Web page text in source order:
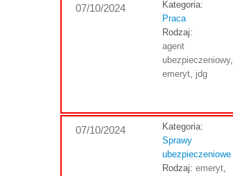
07/10/2024
Kategoria:
Praca
Rodzaj:
agent
ubezpieczeniowy,
emeryt, jdg
07/10/2024
Kategoria:
Sprawy
ubezpieczeniowe
Rodzaj:emeryt,